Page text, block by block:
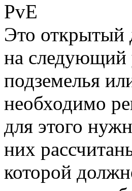
PvE
Это открытый
на следующий
подземелья
необходимо
для этого
них
которой